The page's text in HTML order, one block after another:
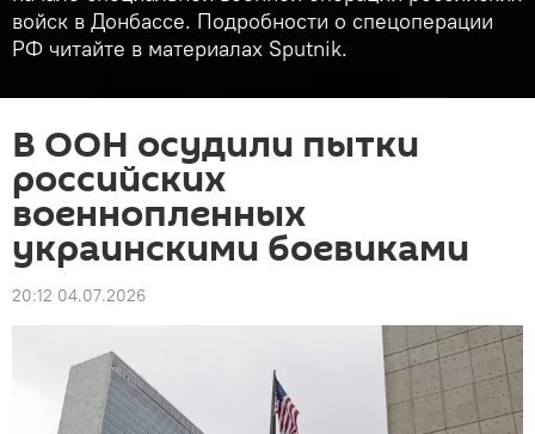
войск в Донбассе. Подробности о спецоперации
РФ читайте в материалах Sputnik.
В ООН осудили пытки
российских
военнопленных
украинскими боевиками
20:12 04.07.2026